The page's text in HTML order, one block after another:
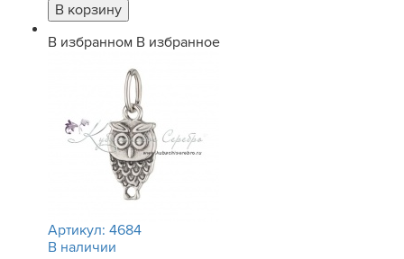
В избранном В избранное
Артикул: 4684
В наличии